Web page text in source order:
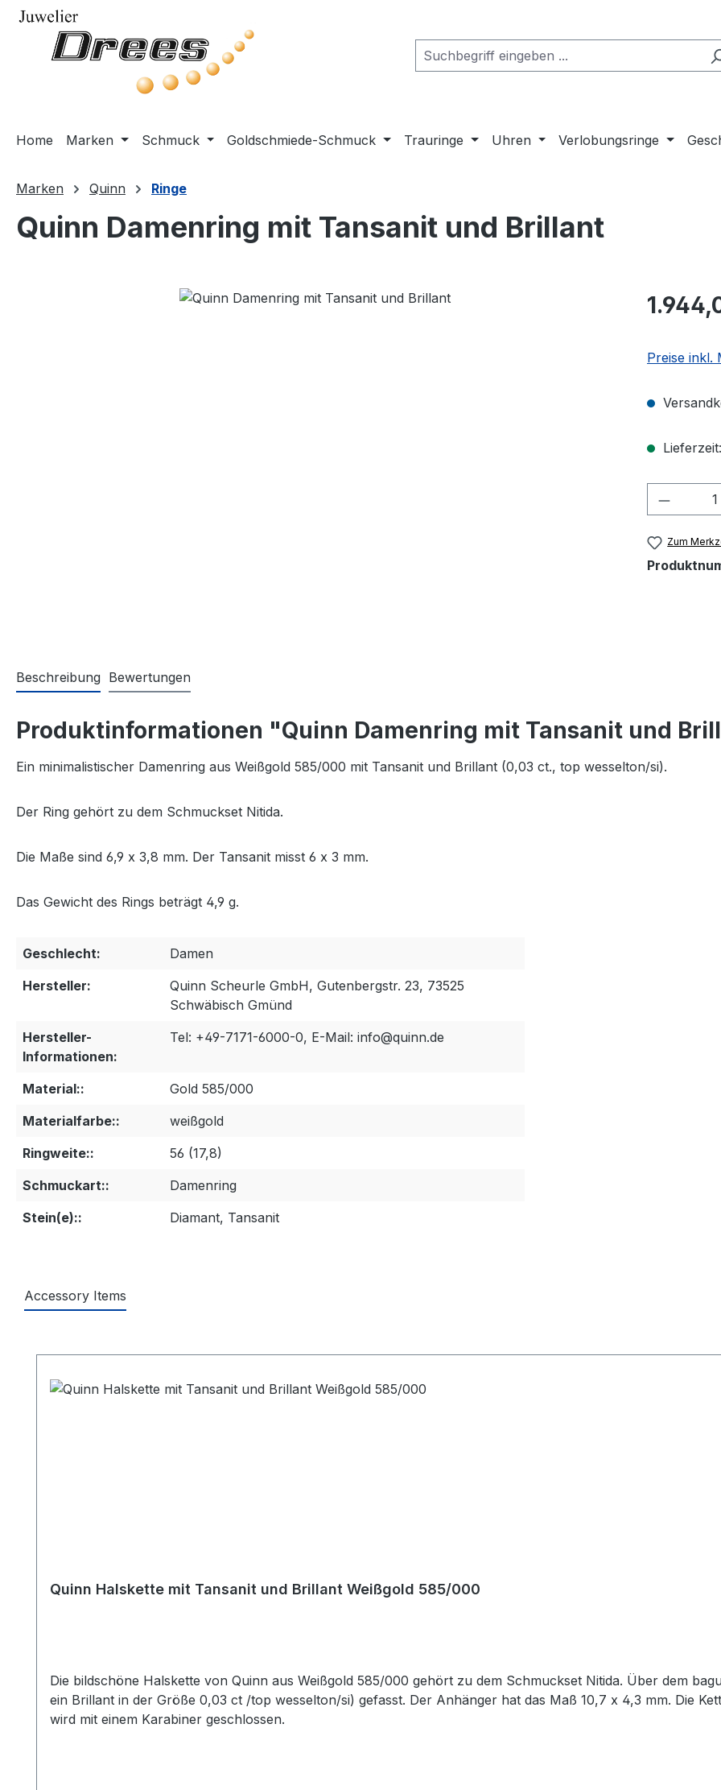
Hauptinhalt springen
Zur Suche springen
Zur Hauptnavigation springen
Home Marken Schmuck Goldschmiede-Schmuck Trauringe Uhren Verlobungsringe
Marken Quinn Ringe
Quinn Damenring mit Tansanit und Brillant
Regulärer
Preise inkl.
Zum
Beschreibung Bewertungen
Produktinformationen "Quinn Damenring mit Tansanit und
Ein minimalistischer Damenring aus Weißgold 585/000 mit Tansanit und Brillant (0,03 ct., top wesselton/si).
Der Ring gehört zu dem Schmuckset Nitida.
Die Maße sind 6,9 x 3,8 mm. Der Tansanit misst 6 x 3 mm.
Das Gewicht des Rings beträgt 4,9 g.
Geschlecht:
Damen
Hersteller:
Quinn Scheurle GmbH, Gutenbergstr. 23, 73525
Schwäbisch Gmünd
Hersteller-
Informationen:
Tel: +49-7171-6000-0, E-Mail: info@quinn.de
Material::
Gold 585/000
Materialfarbe::
weißgold
Ringweite::
56 (17,8)
Schmuckart::
Damenring
Stein(e)::
Diamant, Tansanit
Accessory Items
Quinn Halskette mit Tansanit und Brillant Weißgold 585/000
Die bildschöne Halskette von Quinn aus Weißgold 585/000 gehört zu dem Schmuckset Nitida. Über dem
ein Brillant in der Größe 0,03 ct /top wesselton/si) gefasst. Der Anhänger hat das Maß 10,7 x 4,3 mm. Die
wird mit einem Karabiner geschlossen.